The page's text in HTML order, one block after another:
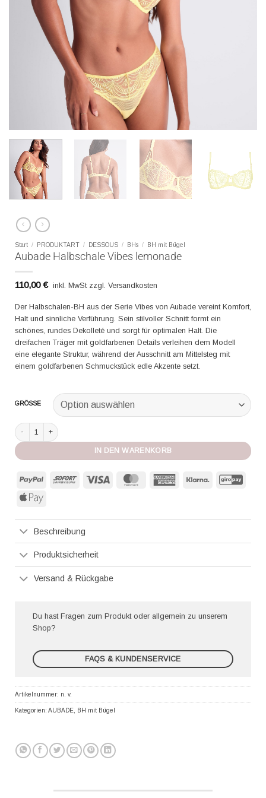
Start / PRODUKTART / DESSOUS / BHs / BH mit Bügel
Aubade Halbschale Vibes lemonade
110,00€ inkl. MwSt zzgl. Versandkosten
Der Halbschalen-BH aus der Serie Vibes von Aubade vereint Komfort,
Halt und sinnliche Verführung. Sein stilvoller Schnitt formt ein
schönes, rundes Dekolleté und sorgt für optimalen Halt. Die
dreifachen Träger mit goldfarbenen Details verleihen dem Modell
eine elegante Struktur, während der Ausschnitt am Mittelsteg mit
einem goldfarbenen Schmuckstück edle Akzente setzt.
GRÖSSE
Aubade Halbschale Vibes lemonade Menge
IN DEN WARENKORB
PayPal Sofort MasterCard American
Klarna
Apple
Beschreibung
Produktsicherheit
Versand & Rückgabe
Du hast Fragen zum Produkt oder allgemein zu unserem
Shop?
FAQS & KUNDENSERVICE
Artikelnummer: n. v.
Kategorien: AUBADE, BH mit Bügel